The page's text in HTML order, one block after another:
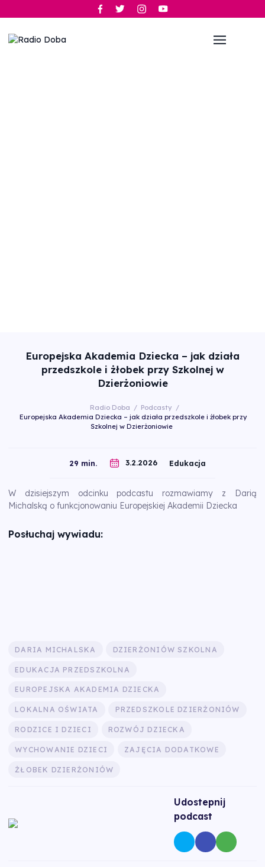
Europejska Akademia Dziecka – jak działa
przedszkole i żłobek przy Szkolnej w
Dzierżoniowie
Radio Doba / Podcasty /
Europejska Akademia Dziecka – jak działa przedszkole i żłobek przy
Szkolnej w Dzierżoniowie
29 min. 3.2.2026 Edukacja
W dzisiejszym odcinku podcastu rozmawiamy z Darią
Michalską o funkcjonowaniu Europejskiej Akademii Dziecka
Posłuchaj wywiadu:
DARIA MICHALSKA DZIERŻONIÓW SZKOLNA
EDUKACJA PRZEDSZKOLNA
EUROPEJSKA AKADEMIA DZIECKA
LOKALNA OŚWIATA PRZEDSZKOLE DZIERŻONIÓW
RODZICE I DZIECI ROZWÓJ DZIECKA
WYCHOWANIE DZIECI ZAJĘCIA DODATKOWE
ŻŁOBEK DZIERŻONIÓW
Udostepnij
podcast